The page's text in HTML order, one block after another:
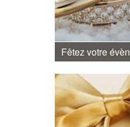
Fêtez votre